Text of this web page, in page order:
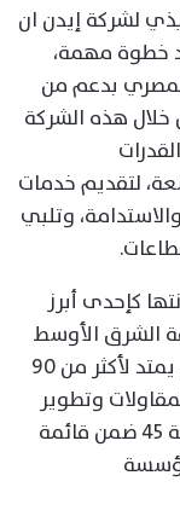
لشركة إيدن ان
خطوة مهمة،
بدعم من
هذه الشركة
لتقديم خدمات
وتلبي
كإحدى أبرز
الشرق الأوسط
وشمال أفريقيا، مستندة إلى سجل حافل يمتد لأكثر من 90
وتطوير
البنية التحتية. كما تم تصنيفها في المرتبة 45 ضمن قائمة